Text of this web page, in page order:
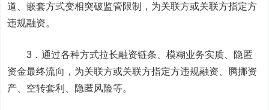
道、嵌套方式变相突破监管限制，为关联方或关联方指定方
违规融资。
3．通过各种方式拉长融资链条、模糊业务实质、隐匿
资金最终流向，为关联方或关联方指定方违规融资、腾挪资
产、空转套利、隐匿风险等。